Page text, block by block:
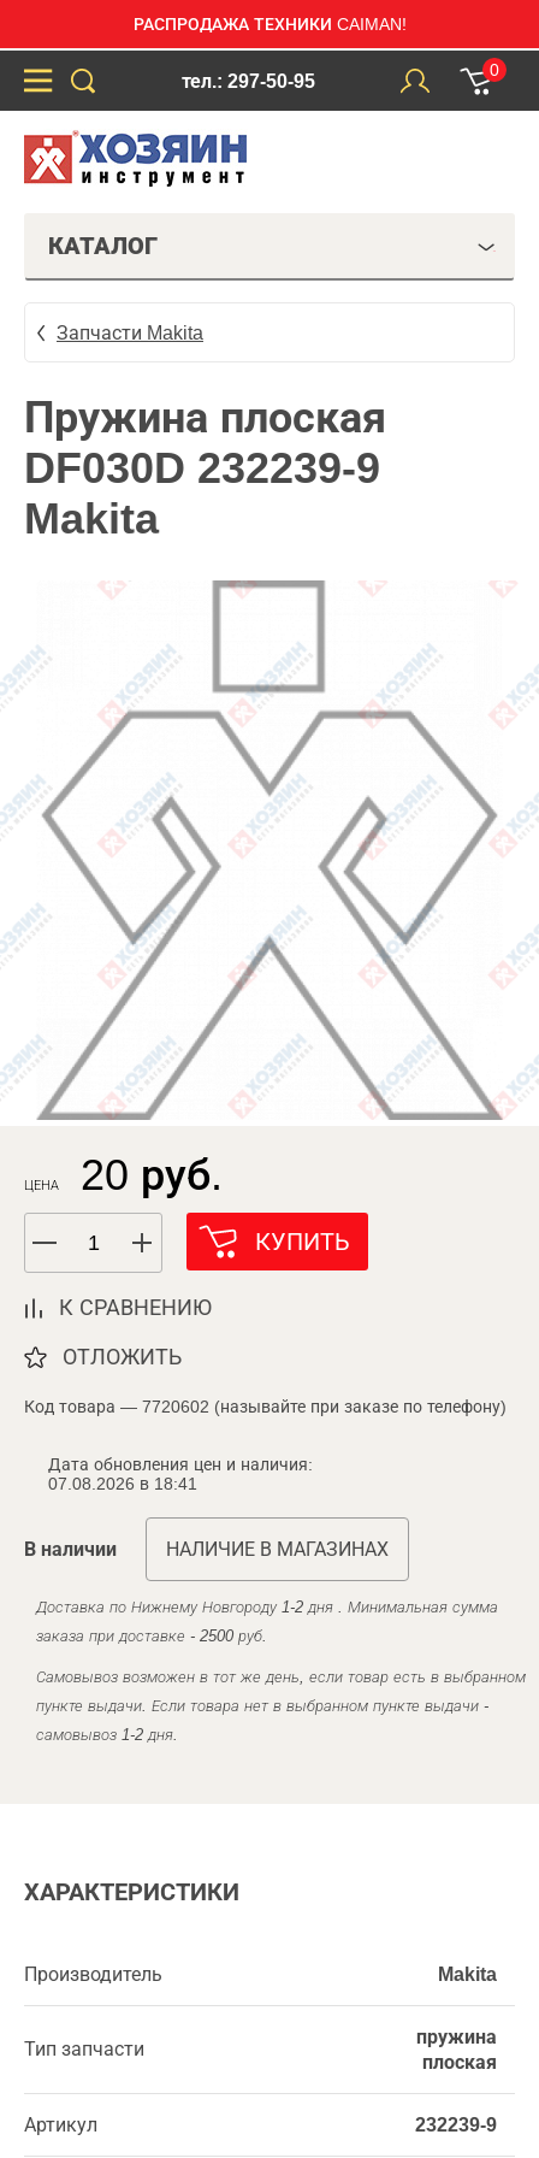
РАСПРОДАЖА ТЕХНИКИ CAIMAN!
тел.: 297-50-95
0
КАТАЛОГ
Запчасти Makita
Пружина плоская
DF030D 232239-9
Makita
ЦЕНА 20 руб.
КУПИТЬ
К СРАВНЕНИЮ
ОТЛОЖИТЬ
Код товара — 7720602 (называйте при заказе по телефону)
Дата обновления цен и наличия:
07.08.2026 в 18:41
В наличии НАЛИЧИЕ В МАГАЗИНАХ
Доставка по Нижнему Новгороду 1-2 дня . Минимальная сумма
заказа при доставке - 2500 руб.
Самовывоз возможен в тот же день, если товар есть в выбранном
пункте выдачи. Если товара нет в выбранном пункте выдачи -
самовывоз 1-2 дня.
ХАРАКТЕРИСТИКИ
Производитель Makita
Тип запчасти
пружина
плоская
Артикул 232239-9